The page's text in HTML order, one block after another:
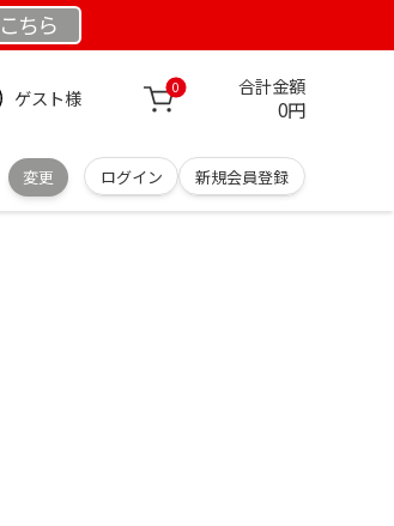
こちら
ゲスト様 0 合計金額
0円
変更 ログイン 新規会員登録